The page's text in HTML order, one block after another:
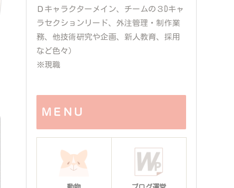
Ｄキャラクターメイン、チームの３Dキャ
ラセクションリード、外注管理・制作業
務、他技術研究や企画、新人教育、採用
など色々）
※現職
ＭＥＮＵ